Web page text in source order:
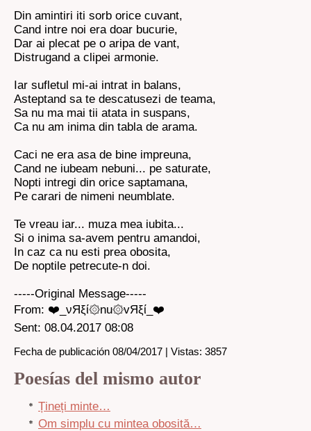
Din amintiri iti sorb orice cuvant,
Cand intre noi era doar bucurie,
Dar ai plecat pe o aripa de vant,
Distrugand a clipei armonie.
Iar sufletul mi-ai intrat in balans,
Asteptand sa te descatusezi de teama,
Sa nu ma mai tii atata in suspans,
Ca nu am inima din tabla de arama.
Caci ne era asa de bine impreuna,
Cand ne iubeam nebuni... pe saturate,
Nopti intregi din orice saptamana,
Pe carari de nimeni neumblate.
Te vreau iar... muza mea iubita...
Si o inima sa-avem pentru amandoi,
In caz ca nu esti prea obosita,
De noptile petrecute-n doi.
-----Original Message-----
From: ❤️_νЯξί۞nu۞vЯξί_❤️
Sent: 08.04.2017 08:08
Fecha de publicación 08/04/2017 | Vistas: 3857
Poesías del mismo autor
Țineți minte…
Om simplu cu mintea obosită…